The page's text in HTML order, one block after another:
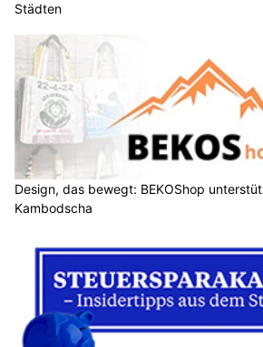
Städten
Design, das bewegt: BEKOShop
Kambodscha